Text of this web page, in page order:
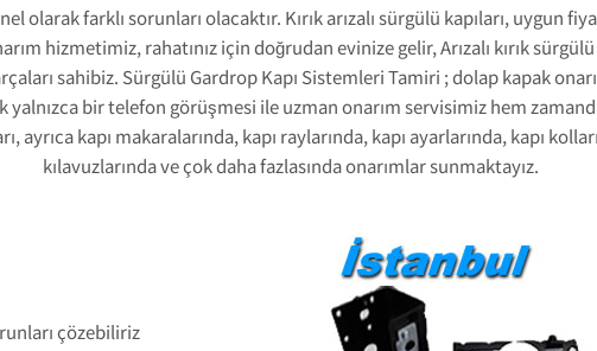
olarak farklı sorunları olacaktır. Kırık arızalı sürgülü kapıları, uygun
hizmetimiz, rahatınız için doğrudan evinize gelir, Arızalı kırık
sahibiz. Sürgülü Gardrop Kapı Sistemleri Tamiri ; dolap kapak
yalnızca bir telefon görüşmesi ile uzman onarım servisimiz hem
ayrıca kapı makaralarında, kapı raylarında, kapı ayarlarında, kapı
kılavuzlarında ve çok daha fazlasında onarımlar sunmaktayız.
çözebiliriz